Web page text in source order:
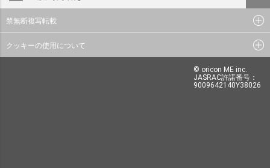
禁無断複写転載
クッキーの使用について
© oricon ME inc.
JASRAC許諾番号：
9009642140Y38026